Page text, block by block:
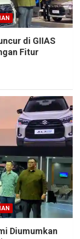
di GIIAS
Fitur
Diumumkan